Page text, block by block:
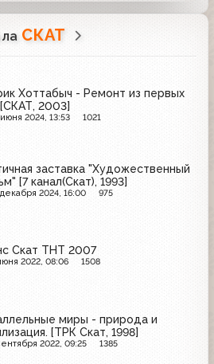
СКАТ
Хоттабыч - Ремонт из первых
2003]
2024, 13:53 1021
заставка "Художественный
[7 канал(Скат), 1993]
2024, 16:00 975
Скат ТНТ 2007
2022, 08:06 1508
миры - природа и
[ТРК Скат, 1998]
2022, 09:25 1385